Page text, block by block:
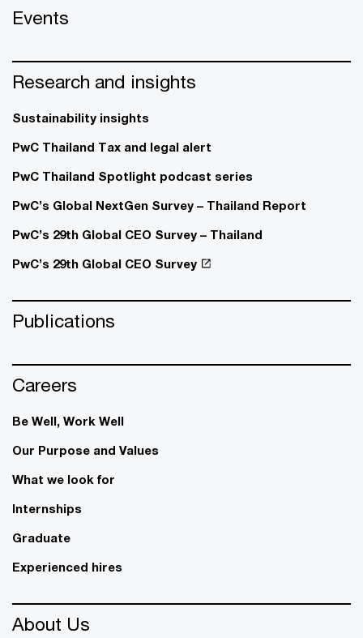
Events
Research and insights
Sustainability insights
PwC Thailand Tax and legal alert
PwC Thailand Spotlight podcast series
PwC’s Global NextGen Survey – Thailand Report
PwC’s 29th Global CEO Survey – Thailand
PwC’s 29th Global CEO Survey
Publications
Careers
Be Well, Work Well​
Our Purpose and Values
What we look for
Internships
Graduate
Experienced hires
About Us